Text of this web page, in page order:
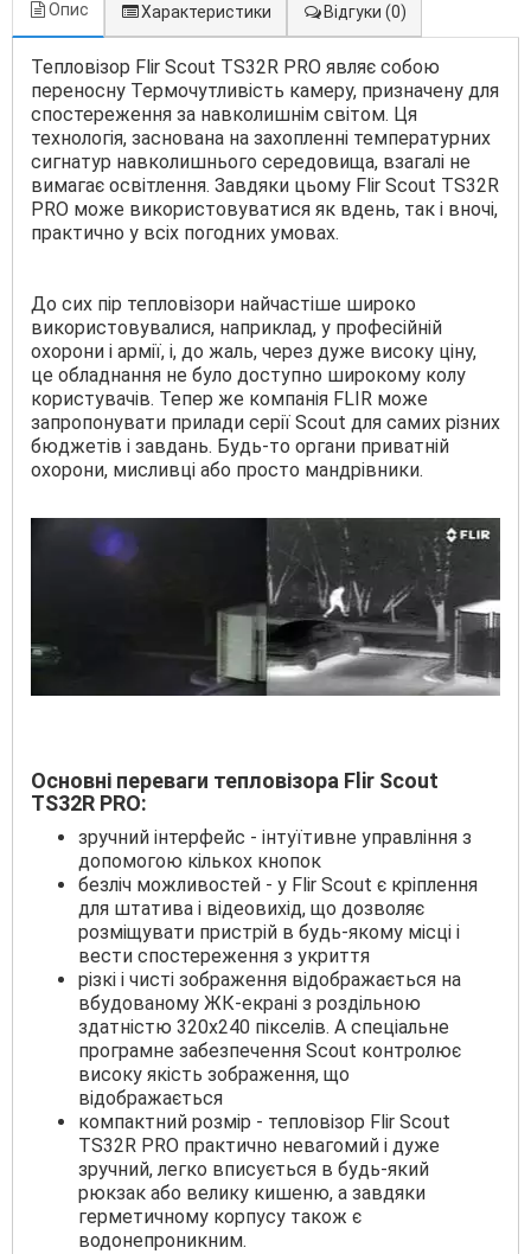
Опис Характеристики Відгуки (0)
Тепловізор Flir Scout TS32R PRO являє собою
переносну Термочутливість камеру, призначену для
спостереження за навколишнім світом. Ця
технологія, заснована на захопленні температурних
сигнатур навколишнього середовища, взагалі не
вимагає освітлення. Завдяки цьому Flir Scout TS32R
PRO може використовуватися як вдень, так і вночі,
практично у всіх погодних умовах.
До сих пір тепловізори найчастіше широко
використовувалися, наприклад, у професійній
охорони і армії, і, до жаль, через дуже високу ціну,
це обладнання не було доступно широкому колу
користувачів. Тепер же компанія FLIR може
запропонувати прилади серії Scout для самих різних
бюджетів і завдань. Будь-то органи приватній
охорони, мисливці або просто мандрівники.
Основні переваги тепловізора Flir Scout
TS32R PRO:
зручний інтерфейс - інтуїтивне управління з
допомогою кількох кнопок
безліч можливостей - у Flir Scout є кріплення
для штатива і відеовихід, що дозволяє
розміщувати пристрій в будь-якому місці і
вести спостереження з укриття
різкі і чисті зображення відображається на
вбудованому ЖК-екрані з роздільною
здатністю 320x240 пікселів. А спеціальне
програмне забезпечення Scout контролює
високу якість зображення, що
відображається
компактний розмір - тепловізор Flir Scout
TS32R PRO практично невагомий і дуже
зручний, легко вписується в будь-який
рюкзак або велику кишеню, а завдяки
герметичному корпусу також є
водонепроникним.